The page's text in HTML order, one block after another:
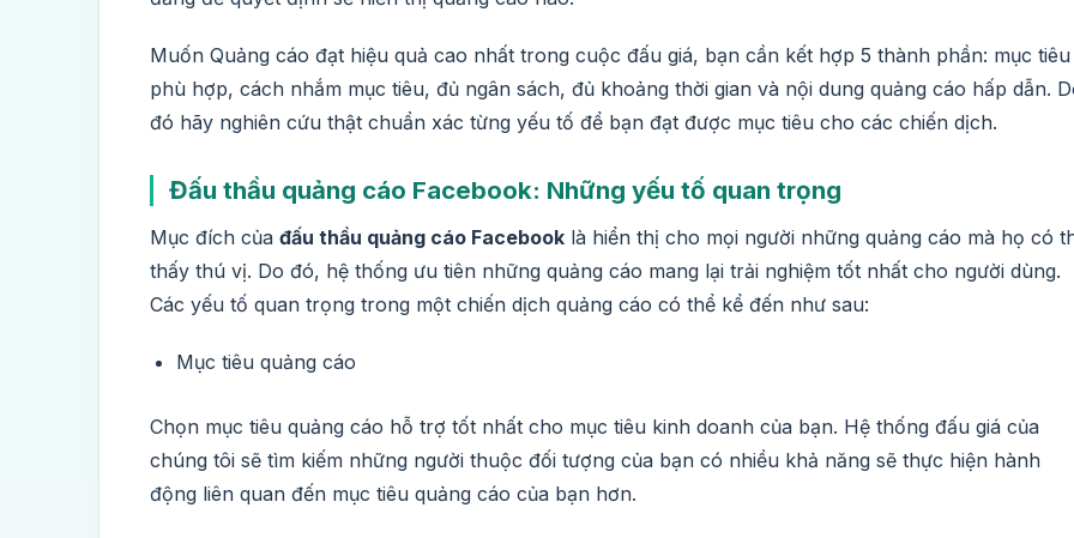
Muốn Quảng cáo đạt hiệu quả cao nhất trong cuộc đấu giá, bạn cần kết hợp 5 thành phần: mục tiêu
phù hợp, cách nhắm mục tiêu, đủ ngân sách, đủ khoảng thời gian và nội dung quảng cáo hấp dẫn.
đó hãy nghiên cứu thật chuẩn xác từng yếu tố để bạn đạt được mục tiêu cho các chiến dịch.
Đấu thầu quảng cáo Facebook: Những yếu tố quan trọng
Mục đích của đấu thầu quảng cáo Facebook là hiển thị cho mọi người những quảng cáo mà họ có
thấy thú vị. Do đó, hệ thống ưu tiên những quảng cáo mang lại trải nghiệm tốt nhất cho người dùng.
Các yếu tố quan trọng trong một chiến dịch quảng cáo có thể kể đến như sau:
Mục tiêu quảng cáo
Chọn mục tiêu quảng cáo hỗ trợ tốt nhất cho mục tiêu kinh doanh của bạn. Hệ thống đấu giá của
chúng tôi sẽ tìm kiếm những người thuộc đối tượng của bạn có nhiều khả năng sẽ thực hiện hành
động liên quan đến mục tiêu quảng cáo của bạn hơn.